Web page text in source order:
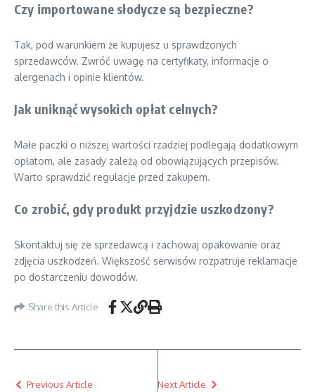
Czy importowane słodycze są bezpieczne?
Tak, pod warunkiem że kupujesz u sprawdzonych
sprzedawców. Zwróć uwagę na certyfikaty, informacje o
alergenach i opinie klientów.
Jak uniknąć wysokich opłat celnych?
Małe paczki o niższej wartości rzadziej podlegają dodatkowym
opłatom, ale zasady zależą od obowiązujących przepisów.
Warto sprawdzić regulacje przed zakupem.
Co zrobić, gdy produkt przyjdzie uszkodzony?
Skontaktuj się ze sprzedawcą i zachowaj opakowanie oraz
zdjęcia uszkodzeń. Większość serwisów rozpatruje reklamacje
po dostarczeniu dowodów.
Share this Article
Previous Article Next Article